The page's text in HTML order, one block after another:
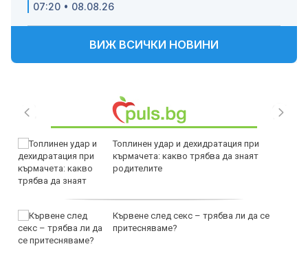
07:20 • 08.08.26
ВИЖ ВСИЧКИ НОВИНИ
Топлинен удар и дехидратация при
кърмачета: какво трябва да знаят
родителите
Кървене след секс – трябва ли да се
притесняваме?